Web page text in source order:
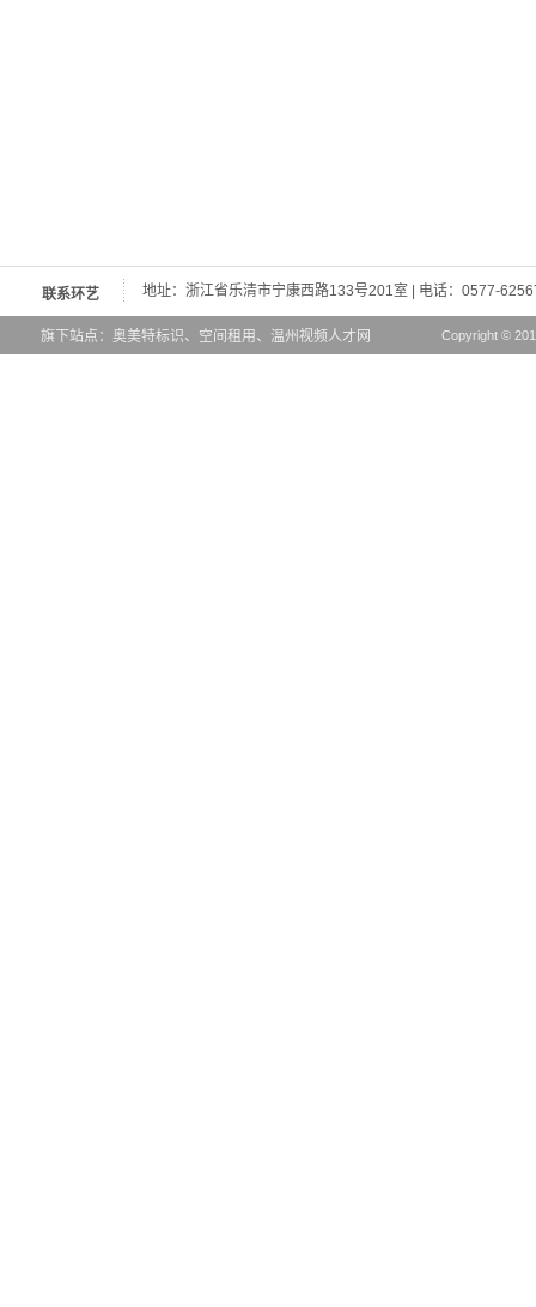
联系环艺 地址：浙江省乐清市宁康西路133号201室 | 电话：0577-
旗下站点： 奥美特标识、 空间租用 、 温州视频人才网 Copyright ©